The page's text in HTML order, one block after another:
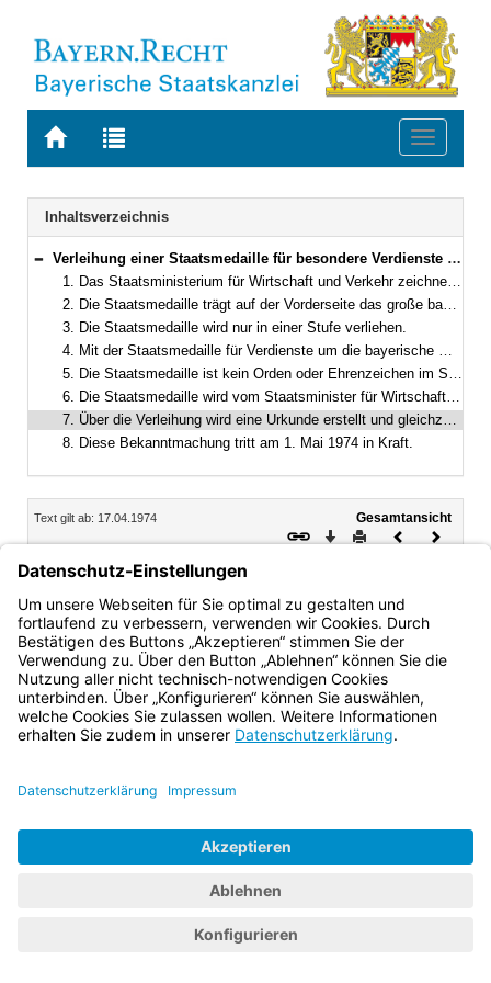
Zur
BAYERN.RECHT
Zur
letzten
Suche
Toggle
Navigation
Inhaltsverzeichnis
Bereich reduzieren
Verleihung einer Staatsmedaille für besondere Verdienste um die bayerische Wirtschaft
1. Das Staatsministerium für Wirtschaft und Verkehr zeichnet Persönlichkeiten, die sich besondere Verdienste um die bayerische Wirtschaft erworben haben, durch eine Medaille aus. Sie erhält die Bezeichnung „Staatsmedaille für besondere Verdienste um die bayerische Wirtschaft“.
2. Die Staatsmedaille trägt auf der Vorderseite das große bayerische Staatswappen mit der Umschrift „Bayerisches Staatsministerium für Wirtschaft und Verkehr“, auf der Rückseite der Inschrift „Für besondere Verdienste um die bayerische Wirtschaft“. Sie hat einen Durchmesser von 50 mm und besteht aus Feinsilber vergoldet.
3. Die Staatsmedaille wird nur in einer Stufe verliehen.
4. Mit der Staatsmedaille für Verdienste um die bayerische Wirtschaft werden jährlich bis zu 25 Persönlichkeiten ausgezeichnet.
5. Die Staatsmedaille ist kein Orden oder Ehrenzeichen im Sinne des Art. 118 Abs. 5 der Bayerischen Verfassung. Sie ist nicht zum Tragen in der Öffentlichkeit bestimmt.
6. Die Staatsmedaille wird vom Staatsminister für Wirtschaft und Verkehr verliehen. Sie geht in das Eigentum des Empfängers über.
7. Über die Verleihung wird eine Urkunde erstellt und gleichzeitig mit der Staatsmedaille ausgehändigt.
8. Diese Bekanntmachung tritt am 1. Mai 1974 in Kraft.
Inhalt
Text gilt ab: 17.04.1974
Gesamtansicht
Download
DruckenVorheriges
7.
Über die Verleihung wird eine Urkunde erstellt und
gleichzeitig mit der Staatsmedaille ausgehändigt.
Bayern.de
BayernPortal
Datenschutz
Kontakt
Kontrastwechsel